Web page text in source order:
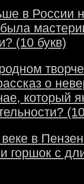
в России
(10 букв)
о
который
в
горшок с